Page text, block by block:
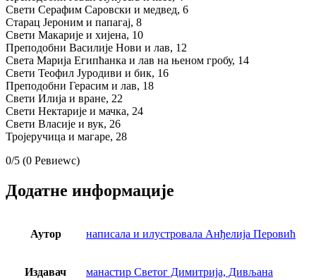
Свети Серафим Саровски и медвед, 6
Старац Јероним и папагај, 8
Свети Макарије и хијена, 10
Преподобни Василије Нови и лав, 12
Света Марија Египћанка и лав на њеном гробу, 14
Свети Теофил Јуродиви и бик, 16
Преподобни Герасим и лав, 18
Свети Илија и вране, 22
Свети Нектарије и мачка, 24
Свети Власије и вук, 26
Тројеручица и магаре, 28
0/5 (0 Ревиеwс)
Додатне информације
Аутор написала и илустровала Анђелија Перовић
Издавач манастир Светог Димитрија, Дивљана